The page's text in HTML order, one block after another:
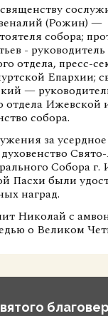
(Рожин) —
собора;
- руководитель
отдела, пресс-
Епархии;
—
отдела Ижевской
собора.
за
Собора г.
Пасхи были
наград.
Николай с
о Великом